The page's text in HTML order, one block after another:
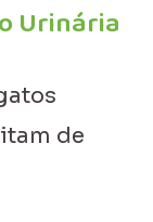
Urinária
de